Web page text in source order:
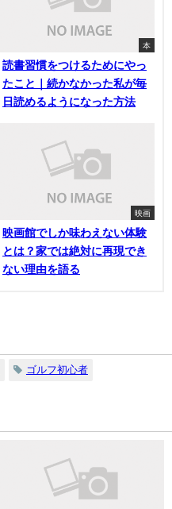
本
読書習慣をつけるためにやっ
たこと｜続かなかった私が毎
日読めるようになった方法
映画
映画館でしか味わえない体験
とは？家では絶対に再現でき
ない理由を語る
ゴルフ初心者